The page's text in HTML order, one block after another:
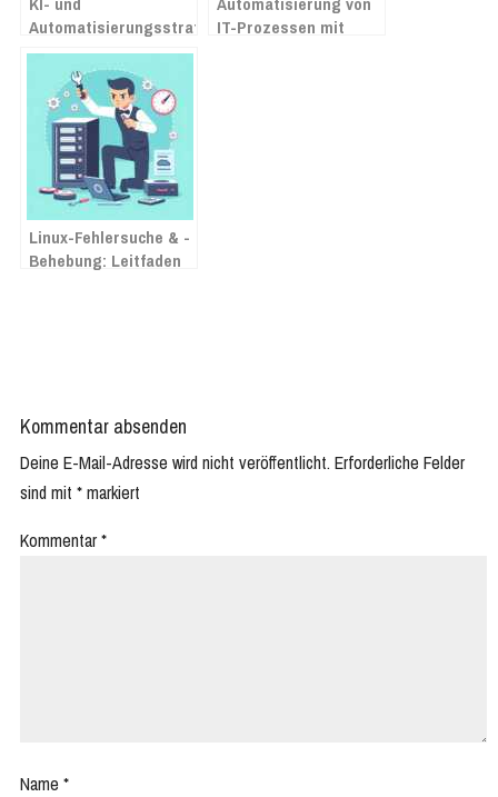
Automatisierungsstrategie
für Unternehmen:
Leitfaden
IT-Prozessen mit
Linux-Fehlersuche & -
Behebung: Leitfaden
Kommentar absenden
Deine E-Mail-Adresse wird nicht veröffentlicht. Erforderliche Felder
sind mit *markiert
Kommentar*
Name *